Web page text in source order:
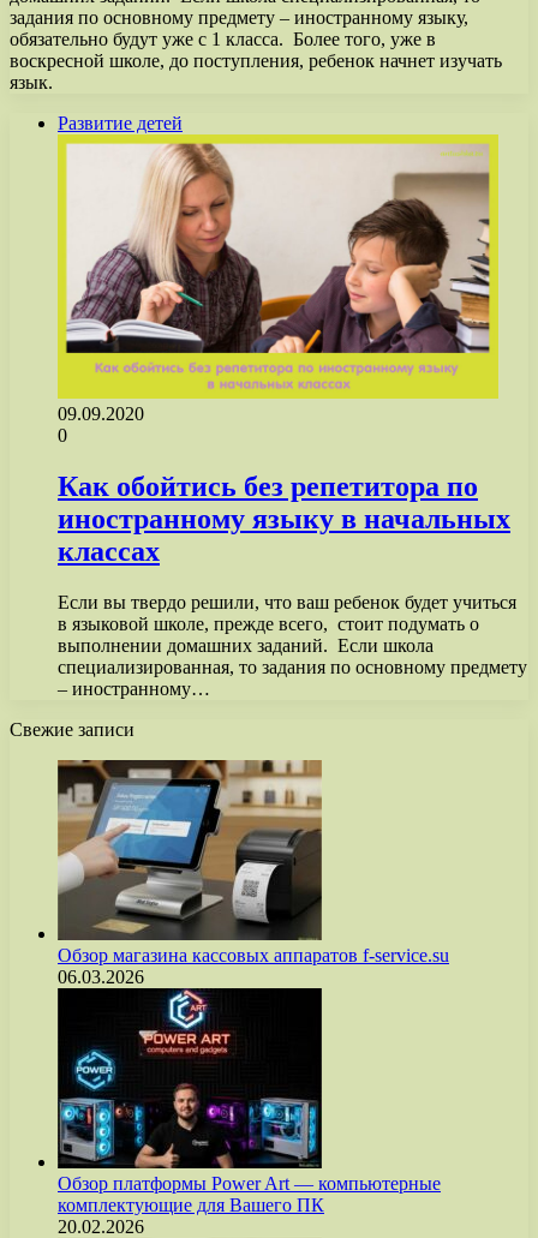
задания по основному предмету – иностранному языку,
обязательно будут уже с 1 класса. Более того, уже в
воскресной школе, до поступления, ребенок начнет изучать
язык.
Развитие детей
09.09.2020
0
Как обойтись без репетитора по
иностранному языку в начальных
классах
Если вы твердо решили, что ваш ребенок будет учиться
в языковой школе, прежде всего, стоит подумать о
выполнении домашних заданий. Если школа
специализированная, то задания по основному предмету
– иностранному…
Свежие записи
Обзор магазина кассовых аппаратов f-service.su
06.03.2026
Обзор платформы Power Art — компьютерные
комплектующие для Вашего ПК
20.02.2026